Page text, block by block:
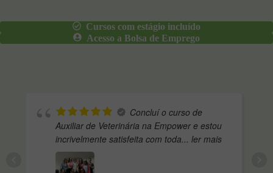
Cursos com estágio incluído
Acesso a Bolsa de Emprego
Concluí o curso de
Auxiliar de Veterinária na Empower e estou
incrivelmente satisfeita com toda... ler mais